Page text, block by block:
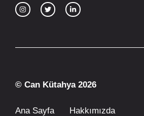
© Can Kütahya 2026
Ana Sayfa
Hakkımızda